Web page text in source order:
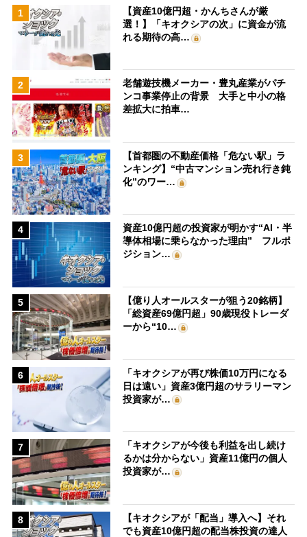
1
【資産10億円超・かんちさんが厳
選！】「キオクシアの次」に資金が流
れる期待の高…
2
老舗遊技機メーカー・豊丸産業がパチ
ンコ事業停止の背景 大手と中小の格
差拡大に拍車…
3
【首都圏の不動産価格「危ない駅」ラ
ンキング】“中古マンション売れ行き鈍
化”のワー…
4
資産10億円超の投資家が明かす“AI・半
導体相場に乗らなかった理由” フルポ
ジション…
5
【億り人オールスターが狙う20銘柄】
「総資産69億円超」90歳現役トレーダ
ーから“10…
6
「キオクシアが再び株価10万円になる
日は遠い」資産3億円超のサラリーマン
投資家が…
7
「キオクシアが今後も利益を出し続け
るかは分からない」資産11億円の個人
投資家が…
8
【キオクシアが「配当」導入へ】それ
でも資産10億円超の配当株投資の達人